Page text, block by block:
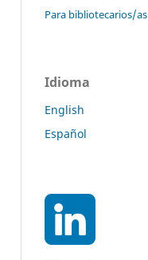
Para bibliotecarios/as
Idioma
English
Español